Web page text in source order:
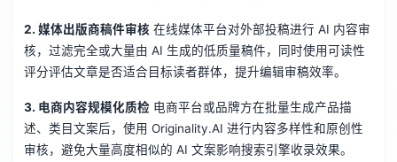
2. 媒体出版商稿件审核在线媒体平台对外部投稿进行 AI 内容审
核，过滤完全或大量由 AI 生成的低质量稿件，同时使用可读性
评分评估文章是否适合目标读者群体，提升编辑审稿效率。
3. 电商内容规模化质检电商平台或品牌方在批量生成产品描
述、类目文案后，使用 Originality.AI 进行内容多样性和原创性
审核，避免大量高度相似的 AI 文案影响搜索引擎收录效果。